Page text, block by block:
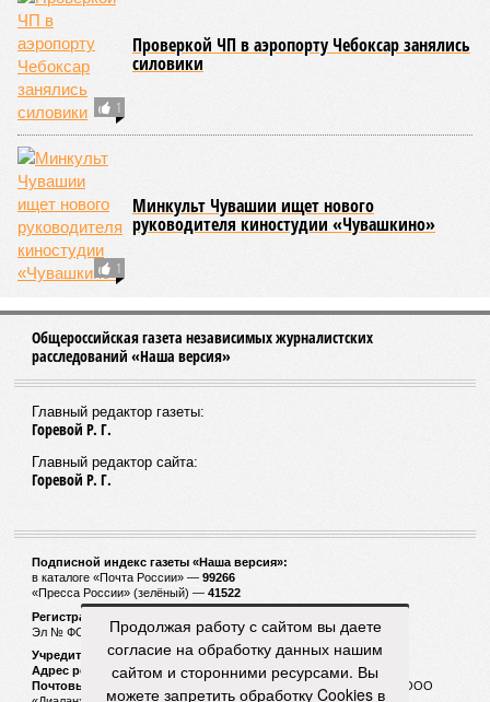
1
Проверкой ЧП в аэропорту Чебоксар занялись
силовики
1
Минкульт Чувашии ищет нового
руководителя киностудии «Чувашкино»
Общероссийская газета независимых журналистских
расследований «Наша версия»
Главный редактор газеты:
Горевой Р. Г.
Главный редактор сайта:
Горевой Р. Г.
Подписной индекс газеты «Наша версия»:
в каталоге «Почта России» — 99266
«Пресса России» (зелёный) — 41522
Регистрационный номер Роскомнадзора
Эл № ФС77-53847 от 26.04.2013.
Учредитель ООО «Версия»
Адрес редакции:123100, Россия, Москва, улица 1905 года, 7с1
Почтовый адрес редакции:
123022, Россия, Москва, а/я 29. для ООО
Продолжая работу с сайтом вы даете
согласие на обработку данных нашим
сайтом и сторонними ресурсами. Вы
можете запретить обработку Cookies в